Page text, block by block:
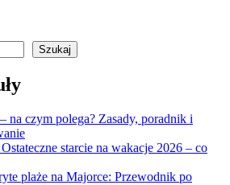
Szukaj
na czym polega? Zasady, poradnik i
starcie na wakacje 2026 – co
plaże na Majorce: Przewodnik po